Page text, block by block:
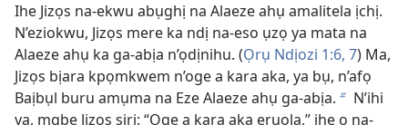
Ihe Jizọs na-ekwu abụghị na Alaeze ahụ amalitela ịchị.
N’eziokwu, Jizọs mere ka ndị na-eso ụzọ ya mata na
Alaeze ahụ ka ga-abịa n’ọdịnihu. (Ọrụ Ndịozi 1:​6, 7) Ma,
Jizọs bịara kpọmkwem n’oge a kara aka, ya bụ, n’afọ
Baịbụl buru amụma na Eze Alaeze ahụ ga-abịa. b N’ihi
ya, mgbe Jizọs sịrị: “Oge a kara aka eruola,” ihe ọ na-